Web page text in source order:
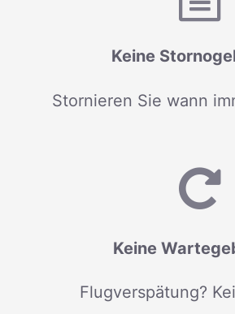
Keine
Stornieren Sie wann
Keine
Flugverspätung?